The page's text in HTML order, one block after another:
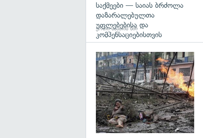
საქმეები — საიას ბრძოლა
დაზარალებულთა
უფლებებისა და
კომპენსაციებისთვის
ერთი საათის წინ